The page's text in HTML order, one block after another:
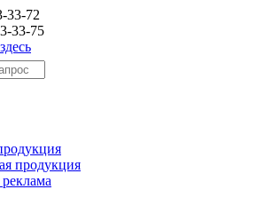
33-72
33-75
продукция